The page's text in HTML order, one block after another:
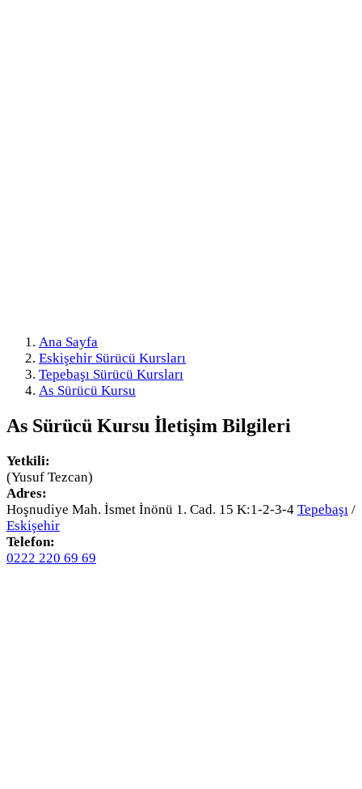
Ana Sayfa
Eskişehir Sürücü Kursları
Tepebaşı Sürücü Kursları
As Sürücü Kursu
As Sürücü Kursu İletişim Bilgileri
Yetkili:
(Yusuf Tezcan)
Adres:
Hoşnudiye Mah. İsmet İnönü 1. Cad. 15 K:1-2-3-4 Tepebaşı /
Eskişehir
Telefon:
0222 220 69 69